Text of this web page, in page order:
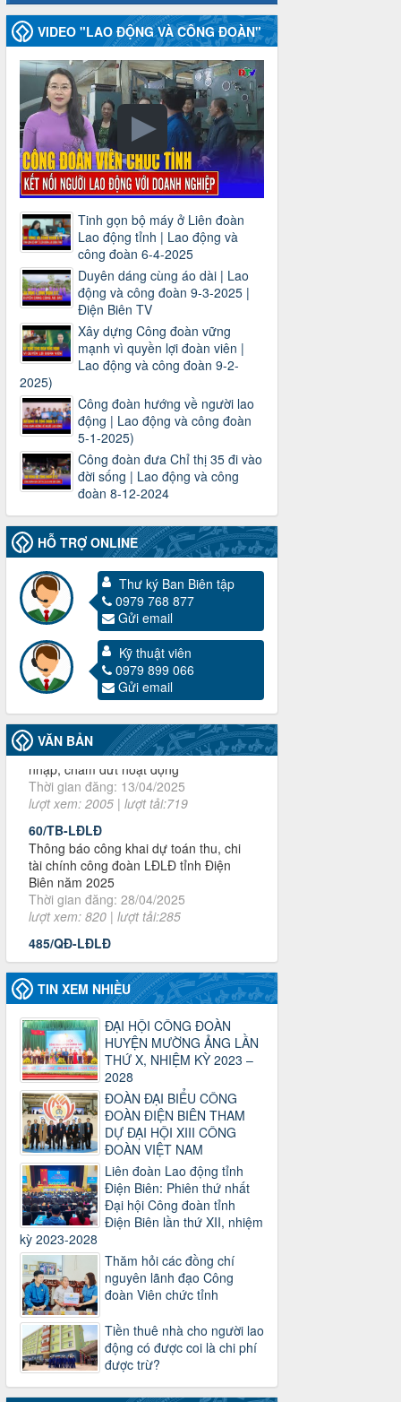
VIDEO "LAO ĐỘNG VÀ CÔNG ĐOÀN"
Tinh gọn bộ máy ở Liên đoàn
Lao động tỉnh | Lao động và
công đoàn 6-4-2025
Duyên dáng cùng áo dài | Lao
động và công đoàn 9-3-2025 |
Điện Biên TV
Xây dựng Công đoàn vững
mạnh vì quyền lợi đoàn viên |
Lao động và công đoàn 9-2-
2025)
Công đoàn hướng về người lao
động | Lao động và công đoàn
5-1-2025)
Công đoàn đưa Chỉ thị 35 đi vào
đời sống | Lao động và công
đoàn 8-12-2024
HỖ TRỢ ONLINE
Thư ký Ban Biên tập
0979 768 877
Gửi email
Kỹ thuật viên
0979 899 066
Gửi email
VĂN BẢN
3716/TLD-TC
Công văn hướng dẫn công tác quả lý tài
chính, tài sản công đoàn khi đơn vị sát
nhập, chấm dứt hoạt động
Thời gian đăng: 13/04/2025
lượt xem: 2005 | lượt tải:719
60/TB-LĐLĐ
Thông báo công khai dự toán thu, chi
tài chính công đoàn LĐLĐ tỉnh Điện
Biên năm 2025
Thời gian đăng: 28/04/2025
lượt xem: 820 | lượt tải:285
485/QĐ-LĐLĐ
Quyết định về việc công bố công khai
quyết toán ngân sách nhà nước năm
2024
Thời gian đăng: 29/04/2025
lượt xem: 917 | lượt tải:254
2930/TLĐ-TC
Công văn số 2930/TLĐ-TC, ngày
31/12/2024 của Tổng LĐLĐ Việt Nam
về việc quy định tỷ lệ phân phối tự động
KPCĐ 2% qua tài khoản Công đoàn
Việt Nam về các cấp Công đoàn năm
2025
Thời gian đăng: 06/01/2025
lượt xem: 1067 | lượt tải:437
47-TTCĐ/BTGTU
Thông tin chuyên đề: Một số nôi dung
về sắp xếp tổ chức bộ máy của hệ
thống chính trị tinh gọn, hoạt động hiệu
lực, hiệu quả
Thời gian đăng: 25/12/2024
lượt xem: 1225 | lượt tải:339
37/HD-TLĐ
Hướng dẫn Công đoàn với việc tổ chức
và hoạt động của Ban Thanh tra Nhân
dân
Thời gian đăng: 27/12/2024
lượt xem: 4949 | lượt tải:1352
TIN XEM NHIỀU
ĐẠI HỘI CÔNG ĐOÀN
HUYỆN MƯỜNG ẢNG LẦN
THỨ X, NHIỆM KỲ 2023 –
2028
ĐOÀN ĐẠI BIỂU CÔNG
ĐOÀN ĐIỆN BIÊN THAM
DỰ ĐẠI HỘI XIII CÔNG
ĐOÀN VIỆT NAM
Liên đoàn Lao động tỉnh
Điện Biên: Phiên thứ nhất
Đại hội Công đoàn tỉnh
Điện Biên lần thứ XII, nhiệm
kỳ 2023-2028
Thăm hỏi các đồng chí
nguyên lãnh đạo Công
đoàn Viên chức tỉnh
Tiền thuê nhà cho người lao
động có được coi là chi phí
được trừ?